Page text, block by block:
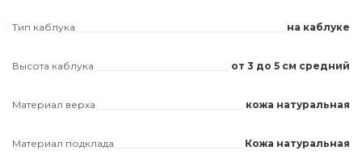
Тип каблука на каблуке
Высота каблука от 3 до 5 см средний
Материал верха кожа натуральная
Материал подклада Кожа натуральная